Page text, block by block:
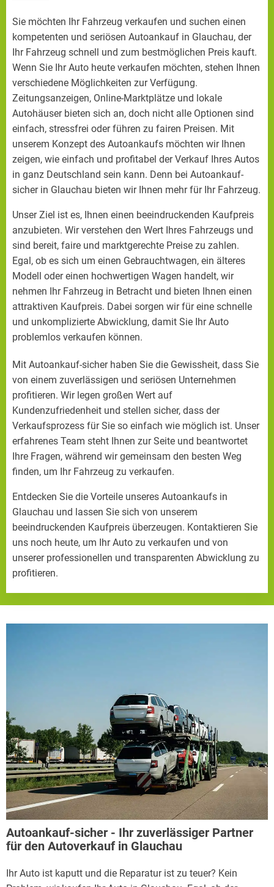
Sie möchten Ihr Fahrzeug verkaufen und suchen einen
kompetenten und seriösen Autoankauf in Glauchau, der
Ihr Fahrzeug schnell und zum bestmöglichen Preis kauft.
Wenn Sie Ihr Auto heute verkaufen möchten, stehen Ihnen
verschiedene Möglichkeiten zur Verfügung.
Zeitungsanzeigen, Online-Marktplätze und lokale
Autohäuser bieten sich an, doch nicht alle Optionen sind
einfach, stressfrei oder führen zu fairen Preisen. Mit
unserem Konzept des Autoankaufs möchten wir Ihnen
zeigen, wie einfach und profitabel der Verkauf Ihres Autos
in ganz Deutschland sein kann. Denn bei Autoankauf-
sicher in Glauchau bieten wir Ihnen mehr für Ihr Fahrzeug.
Unser Ziel ist es, Ihnen einen beeindruckenden Kaufpreis
anzubieten. Wir verstehen den Wert Ihres Fahrzeugs und
sind bereit, faire und marktgerechte Preise zu zahlen.
Egal, ob es sich um einen Gebrauchtwagen, ein älteres
Modell oder einen hochwertigen Wagen handelt, wir
nehmen Ihr Fahrzeug in Betracht und bieten Ihnen einen
attraktiven Kaufpreis. Dabei sorgen wir für eine schnelle
und unkomplizierte Abwicklung, damit Sie Ihr Auto
problemlos verkaufen können.
Mit Autoankauf-sicher haben Sie die Gewissheit, dass Sie
von einem zuverlässigen und seriösen Unternehmen
profitieren. Wir legen großen Wert auf
Kundenzufriedenheit und stellen sicher, dass der
Verkaufsprozess für Sie so einfach wie möglich ist. Unser
erfahrenes Team steht Ihnen zur Seite und beantwortet
Ihre Fragen, während wir gemeinsam den besten Weg
finden, um Ihr Fahrzeug zu verkaufen.
Entdecken Sie die Vorteile unseres Autoankaufs in
Glauchau und lassen Sie sich von unserem
beeindruckenden Kaufpreis überzeugen. Kontaktieren Sie
uns noch heute, um Ihr Auto zu verkaufen und von
unserer professionellen und transparenten Abwicklung zu
profitieren.
Autoankauf-sicher - Ihr zuverlässiger Partner
für den Autoverkauf in Glauchau
Ihr Auto ist kaputt und die Reparatur ist zu teuer? Kein